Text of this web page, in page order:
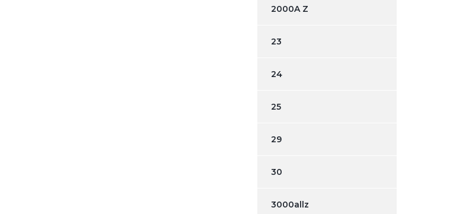
2000A Z
23
24
25
29
30
3000allz